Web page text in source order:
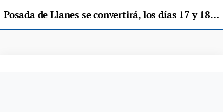
Posada de Llanes se convertirá, los días 17 y 18 de agosto, en capital agroalimentaria del Oriente